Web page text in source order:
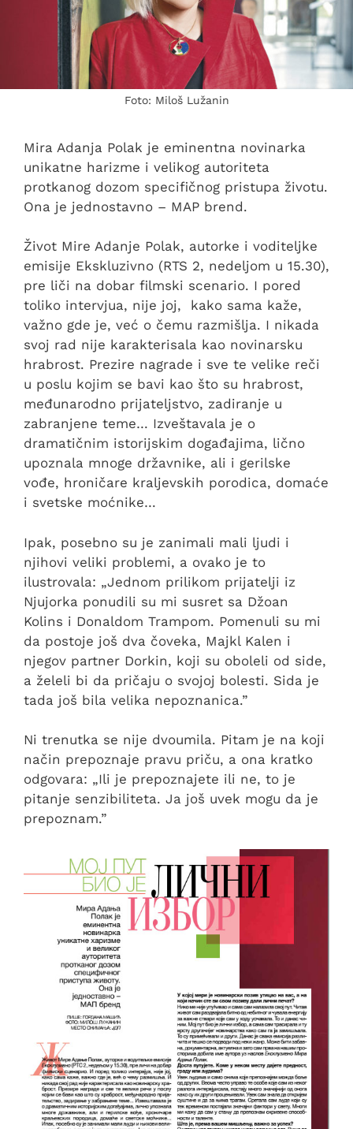
Foto: Miloš Lužanin
Mira Adanja Polak je eminentna novinarka
unikatne harizme i velikog autoriteta
protkanog dozom specifičnog pristupa životu.
Ona je jednostavno – MAP brend.
Život Mire Adanje Polak, autorke i voditeljke
emisije Ekskluzivno (RTS 2, nedeljom u 15.30),
pre liči na dobar filmski scenario. I pored
toliko intervjua, nije joj, kako sama kaže,
važno gde je, već o čemu razmišlja. I nikada
svoj rad nije karakterisala kao novinarsku
hrabrost. Prezire nagrade i sve te velike reči
u poslu kojim se bavi kao što su hrabrost,
međunarodno prijateljstvo, zadiranje u
zabranjene teme… Izveštavala je o
dramatičnim istorijskim događajima, lično
upoznala mnoge državnike, ali i gerilske
vođe, hroničare kraljevskih porodica, domaće
i svetske moćnike…
Ipak, posebno su je zanimali mali ljudi i
njihovi veliki problemi, a ovako je to
ilustrovala: „Jednom prilikom prijatelji iz
Njujorka ponudili su mi susret sa Džoan
Kolins i Donaldom Trampom. Pomenuli su mi
da postoje još dva čoveka, Majkl Kalen i
njegov partner Dorkin, koji su oboleli od side,
a želeli bi da pričaju o svojoj bolesti. Sida je
tada još bila velika nepoznanica.”
Ni trenutka se nije dvoumila. Pitam je na koji
način prepoznaje pravu priču, a ona kratko
odgovara: „Ili je prepoznajete ili ne, to je
pitanje senzibiliteta. Ja još uvek mogu da je
prepoznam.”